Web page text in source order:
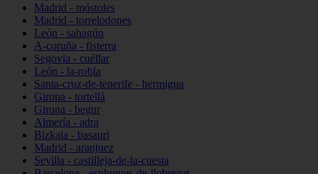
Madrid - móstoles
Madrid - torrelodones
León - sahagún
A-coruña - fisterra
Segovia - cuéllar
León - la-robla
Santa-cruz-de-tenerife - hermigua
Girona - tortellà
Girona - begur
Almería - adra
Bizkaia - basauri
Madrid - aranjuez
Sevilla - castilleja-de-la-cuesta